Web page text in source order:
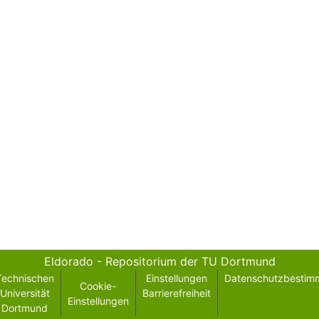
Eldorado - Repositorium der TU Dortmund
Universität
Dortmund
Cookie-
Einstellungen
Einstellungen
Barrierefreiheit